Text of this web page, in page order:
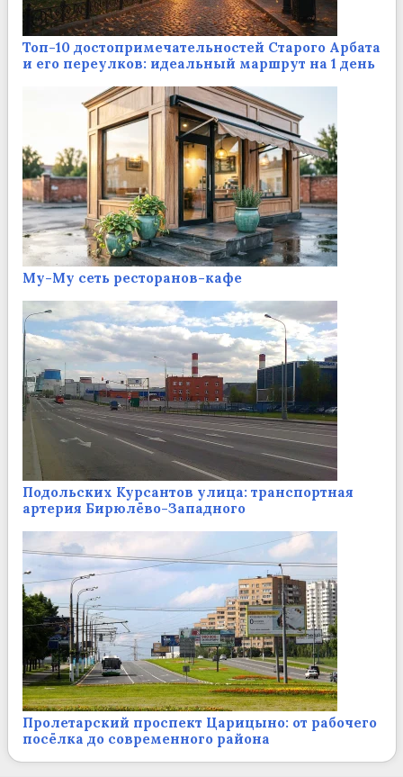
Топ-10 достопримечательностей Старого Арбата
и его переулков: идеальный маршрут на 1 день
Му-Му сеть ресторанов-кафе
Подольских Курсантов улица: транспортная
артерия Бирюлёво-Западного
Пролетарский проспект Царицыно: от рабочего
посёлка до современного района